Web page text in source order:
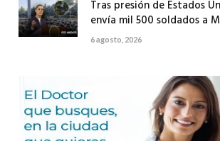
Tras presión de Estados
envía mil 500 soldados a
6 agosto, 2026